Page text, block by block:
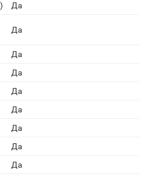
Да
Да
Да
Да
Да
Да
Да
Да
Да